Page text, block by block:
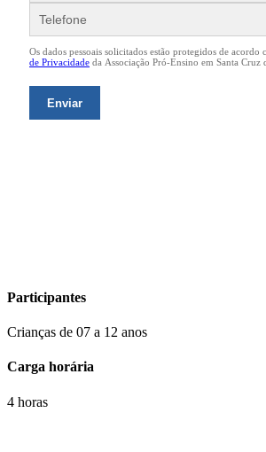
Participantes
Crianças de 07 a 12 anos
Carga horária
4 horas